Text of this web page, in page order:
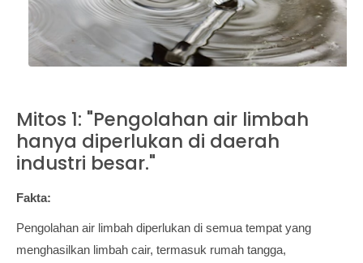
Mitos 1: "Pengolahan air limbah
hanya diperlukan di daerah
industri besar."
Fakta:
Pengolahan air limbah diperlukan di semua tempat yang
menghasilkan limbah cair, termasuk rumah tangga,